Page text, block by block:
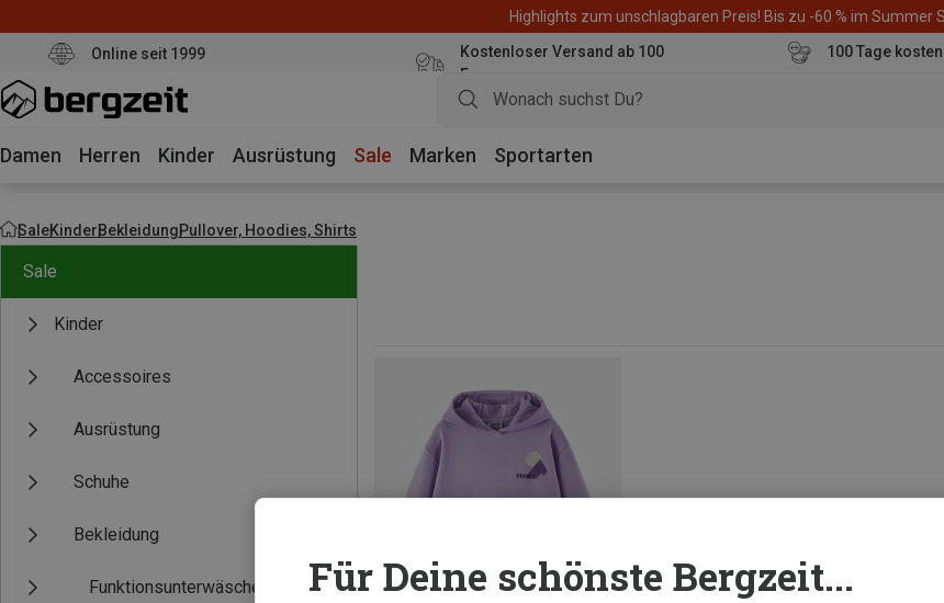
Highlights zum unschlagbaren Preis! Bis zu -60 % im Summer
Online seit 1999
Kostenloser Versand ab 100
Euro
100 Tage
Damen Herren Kinder Ausrüstung Sale Marken Sportarten
SaleKinderBekleidungPullover, Hoodies, Shirts
Sale
Kinder
Accessoires
Ausrüstung
Schuhe
Bekleidung
Funktionsunterwäsche Für Deine schönste Bergzeit...